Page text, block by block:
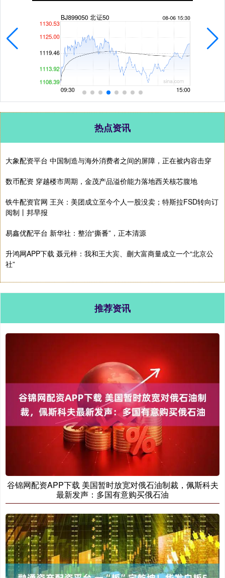
热点资讯
大象配资平台 中国制造与海外消费者之间的屏障，正在被内容击穿
数币配资 穿越楼市周期，金茂产品溢价能力落地西关核芯腹地
铁牛配资官网 王兴：美团成立至今个人一股没卖；特斯拉FSD转向订
阅制丨邦早报
易鑫优配平台 新华社：整治“撕番”，正本清源
升鸿网APP下载 聂元梓：我和王大宾、蒯大富商量成立一个“北京公
社”
推荐资讯
谷锦网配资APP下载 美国暂时放宽对俄石油制裁，佩斯科夫
最新发声：多国有意购买俄石油